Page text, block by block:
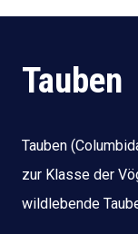
Tauben
Tauben
zur Klasse der
wildlebende